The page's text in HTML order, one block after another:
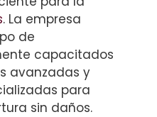
. La empresa
de
capacitados
avanzadas y
para
sin daños.